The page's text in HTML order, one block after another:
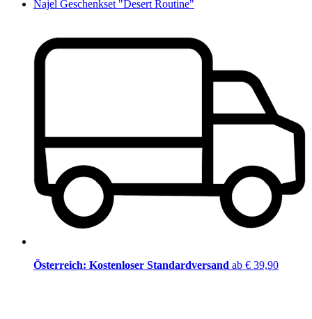
Najel Geschenkset "Desert Routine"
Österreich: Kostenloser Standardversand ab € 39,90